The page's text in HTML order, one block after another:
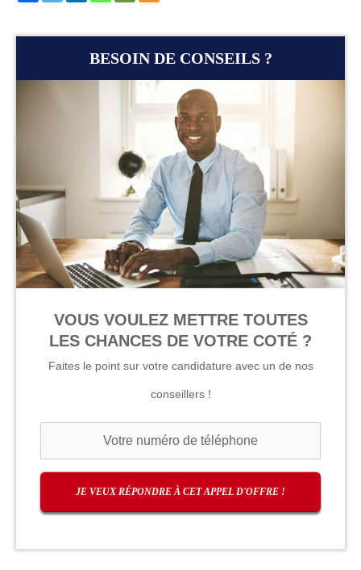
BESOIN DE CONSEILS ?
VOUS VOULEZ METTRE TOUTES
LES CHANCES DE VOTRE COTÉ ?
Faites le point sur votre candidature avec un de nos
conseillers !